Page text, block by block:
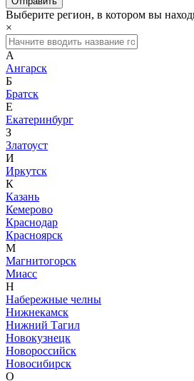
Выберите регион, в котором вы
×
А
Ангарск
Б
Братск
Е
Екатеринбург
З
Златоуст
И
Иркутск
К
Казань
Кемерово
Краснодар
Красноярск
М
Магнитогорск
Миасс
Н
Набережные челны
Нижнекамск
Нижний Тагил
Новокузнецк
Новороссийск
Новосибирск
О